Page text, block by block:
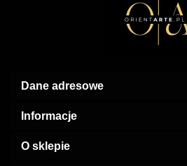
Dane adresowe
Informacje
O sklepie